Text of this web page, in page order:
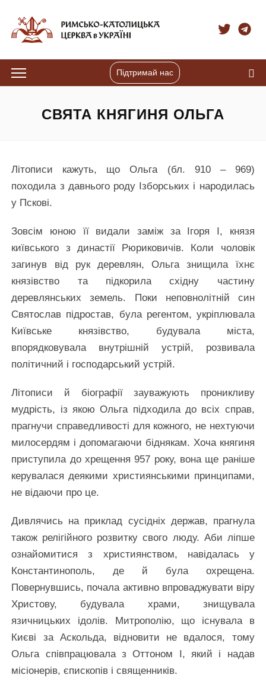
Підтримай нас
СВЯТА КНЯГИНЯ ОЛЬГА
Літописи кажуть, що Ольга (бл. 910 – 969)
походила з давнього роду Ізборських і народилась
у Пскові.
Зовсім юною її видали заміж за Ігоря І, князя
київського з династії Рюриковичів. Коли чоловік
загинув від рук деревлян, Ольга знищила їхнє
князівство та підкорила східну частину
деревлянських земель. Поки неповнолітній син
Святослав підростав, була регентом, укріплювала
Київське князівство, будувала міста,
впорядковувала внутрішній устрій, розвивала
політичний і господарський устрій.
Літописи й біографії зауважують проникливу
мудрість, із якою Ольга підходила до всіх справ,
прагнучи справедливості для кожного, не нехтуючи
милосердям і допомагаючи біднякам. Хоча княгиня
приступила до хрещення 957 року, вона ще раніше
керувалася деякими християнськими принципами,
не відаючи про це.
Дивлячись на приклад сусідніх держав, прагнула
також релігійного розвитку свого люду. Аби ліпше
ознайомитися з християнством, навідалась у
Константинополь, де й була охрещена.
Повернувшись, почала активно впроваджувати віру
Христову, будувала храми, знищувала
язичницьких ідолів. Митрополію, що існувала в
Києві за Аскольда, відновити не вдалося, тому
Ольга співпрацювала з Оттоном І, який і надав
місіонерів, єпископів і священників.